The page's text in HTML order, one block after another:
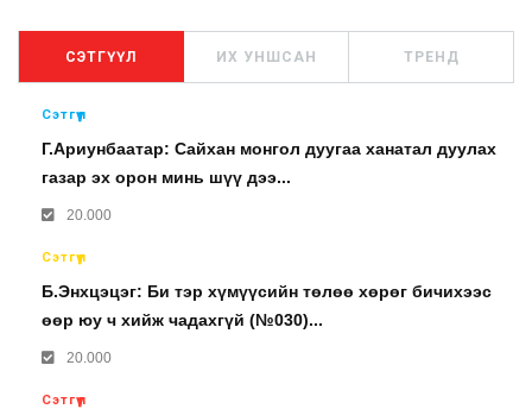
СЭТГҮҮЛ ИХ УНШСАН ТРЕНД
Сэтгүүл
Г.Ариунбаатар: Сайхан монгол дуугаа ханатал дуулах
газар эх орон минь шүү дээ...
20.000
Сэтгүүл
Б.Энхцэцэг: Би тэр хүмүүсийн төлөө хөрөг бичихээс
өөр юу ч хийж чадахгүй (№030)...
20.000
Сэтгүүл